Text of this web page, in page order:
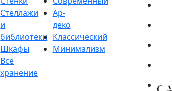
Стеллажи
и
библиотеки
Шкафы